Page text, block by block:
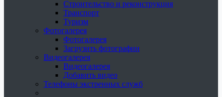
Строительство и реконструкция
Транспорт
Туризм
Фотогалерея
Фотогалерея
Загрузить фотографии
Видеогалерея
Видеогалерея
Добавить видео
Телефоны экстренных служб